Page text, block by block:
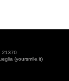
21370
(yoursmile.it)